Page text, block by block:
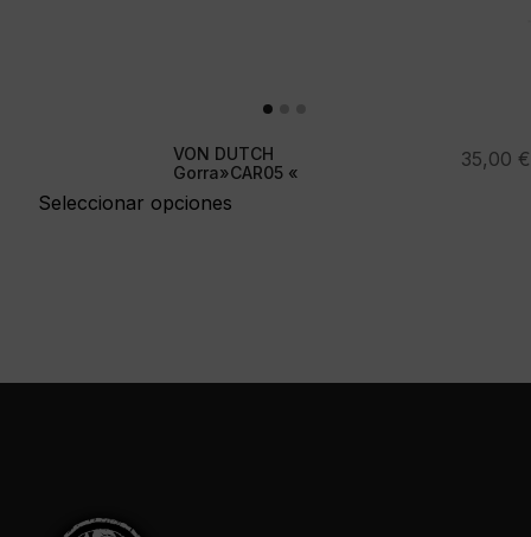
VON DUTCH
Gorra»CAR05 «
Seleccionar opciones
35,00 €